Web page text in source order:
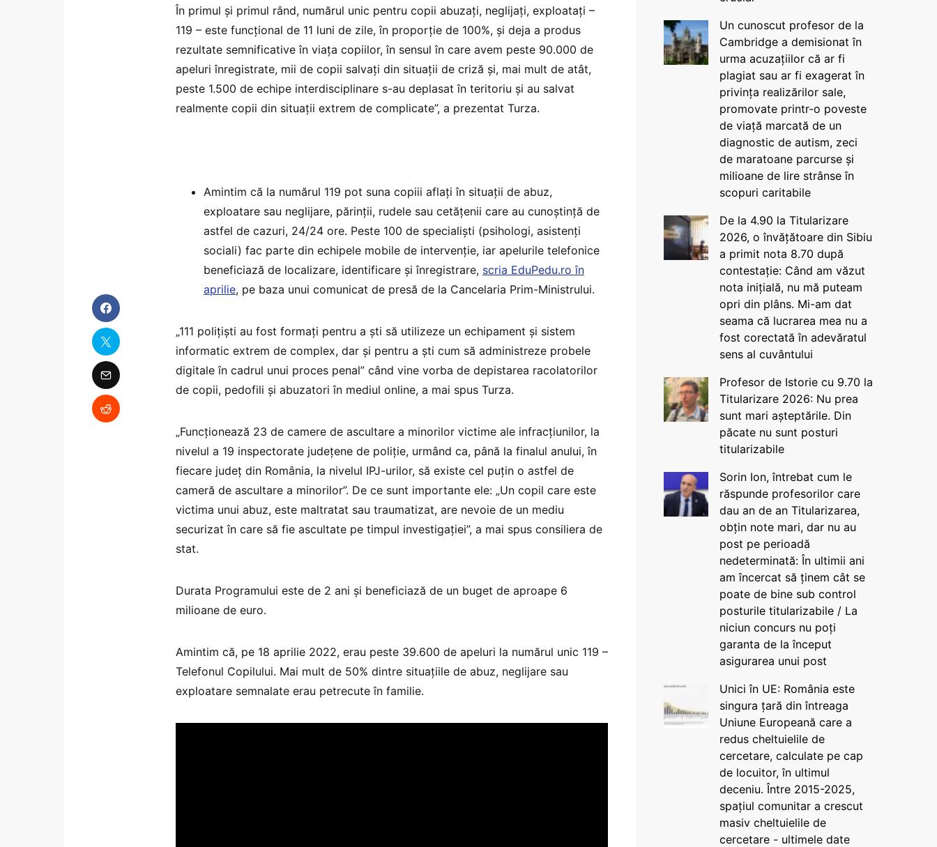
În primul și primul rând, numărul unic pentru copii abuzați, neglijați, exploatați –
119 – este funcțional de 11 luni de zile, în proporție de 100%, și deja a produs
rezultate semnificative în viața copiilor, în sensul în care avem peste 90.000 de
apeluri înregistrate, mii de copii salvați din situații de criză și, mai mult de atât,
peste 1.500 de echipe interdisciplinare s-au deplasat în teritoriu și au salvat
realmente copii din situații extrem de complicate”, a prezentat Turza.
Amintim că la numărul 119 pot suna copiii aflați în situații de abuz,
exploatare sau neglijare, părinții, rudele sau cetățenii care au cunoștință de
astfel de cazuri, 24/24 ore. Peste 100 de specialiști (psihologi, asistenți
sociali) fac parte din echipele mobile de intervenție, iar apelurile telefonice
beneficiază de localizare, identificare și înregistrare, scria EduPedu.ro în
aprilie, pe baza unui comunicat de presă de la Cancelaria Prim-Ministrului.
„111 polițiști au fost formați pentru a ști să utilizeze un echipament și sistem
informatic extrem de complex, dar și pentru a ști cum să administreze probele
digitale în cadrul unui proces penal” când vine vorba de depistarea racolatorilor
de copii, pedofili și abuzatori în mediul online, a mai spus Turza.
„Funcționează 23 de camere de ascultare a minorilor victime ale infracțiunilor, la
nivelul a 19 inspectorate județene de poliție, urmând ca, până la finalul anului, în
fiecare județ din România, la nivelul IPJ-urilor, să existe cel puțin o astfel de
cameră de ascultare a minorilor”. De ce sunt importante ele: „Un copil care este
victima unui abuz, este maltratat sau traumatizat, are nevoie de un mediu
securizat în care să fie ascultate pe timpul investigației”, a mai spus consiliera de
stat.
Durata Programului este de 2 ani și beneficiază de un buget de aproape 6
milioane de euro.
Amintim că, pe 18 aprilie 2022, erau peste 39.600 de apeluri la numărul unic 119 –
Telefonul Copilului. Mai mult de 50% dintre situațiile de abuz, neglijare sau
exploatare semnalate erau petrecute în familie.
Un cunoscut profesor de la
Cambridge a demisionat în
urma acuzațiilor că ar fi
plagiat sau ar fi exagerat în
privința realizărilor sale,
promovate printr-o poveste
de viață marcată de un
diagnostic de autism, zeci
de maratoane parcurse și
milioane de lire strânse în
scopuri caritabile
De la 4.90 la Titularizare
2026, o învățătoare din Sibiu
a primit nota 8.70 după
contestație: Când am văzut
nota inițială, nu mă puteam
opri din plâns. Mi-am dat
seama că lucrarea mea nu a
fost corectată în adevăratul
sens al cuvântului
Profesor de Istorie cu 9.70 la
Titularizare 2026: Nu prea
sunt mari așteptările. Din
păcate nu sunt posturi
titularizabile
Sorin Ion, întrebat cum le
răspunde profesorilor care
dau an de an Titularizarea,
obțin note mari, dar nu au
post pe perioadă
nedeterminată: În ultimii ani
am încercat să ținem cât se
poate de bine sub control
posturile titularizabile / La
niciun concurs nu poți
garanta de la început
asigurarea unui post
Unici în UE: România este
singura țară din întreaga
Uniune Europeană care a
redus cheltuielile de
cercetare, calculate pe cap
de locuitor, în ultimul
deceniu. Între 2015-2025,
spațiul comunitar a crescut
masiv cheltuielile de
cercetare - ultimele date